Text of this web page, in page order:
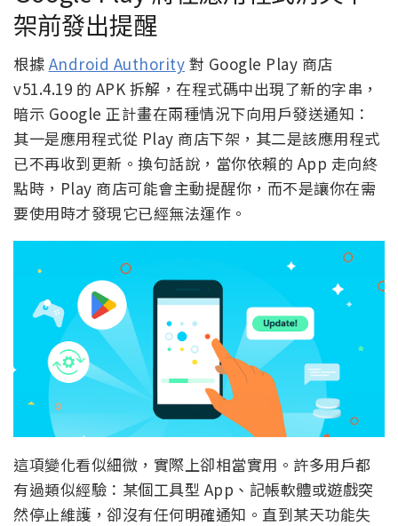
架前發出提醒
根據 Android Authority 對 Google Play 商店
v51.4.19 的 APK 拆解，在程式碼中出現了新的字串，
暗示 Google 正計畫在兩種情況下向用戶發送通知：
其一是應用程式從 Play 商店下架，其二是該應用程式
已不再收到更新。換句話說，當你依賴的 App 走向終
點時，Play 商店可能會主動提醒你，而不是讓你在需
要使用時才發現它已經無法運作。
這項變化看似細微，實際上卻相當實用。許多用戶都
有過類似經驗：某個工具型 App、記帳軟體或遊戲突
然停止維護，卻沒有任何明確通知。直到某天功能失